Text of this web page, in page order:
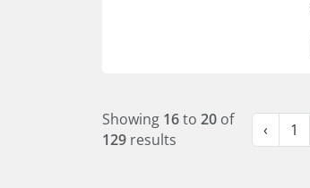
Showing 16to 20 of
129 results ‹ 1